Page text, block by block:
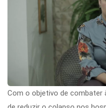
Com o objetivo de combater